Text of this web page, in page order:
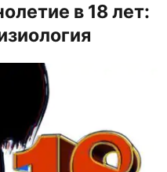
в 18 лет: